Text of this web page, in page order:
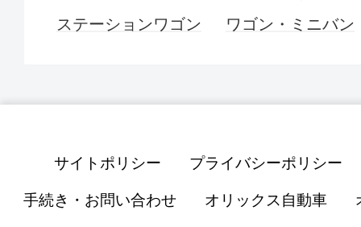
ステーションワゴン
ワゴン・ミニバン
サイトポリシー プライバシーポリシー
手続き・お問い合わせ オリックス自動車